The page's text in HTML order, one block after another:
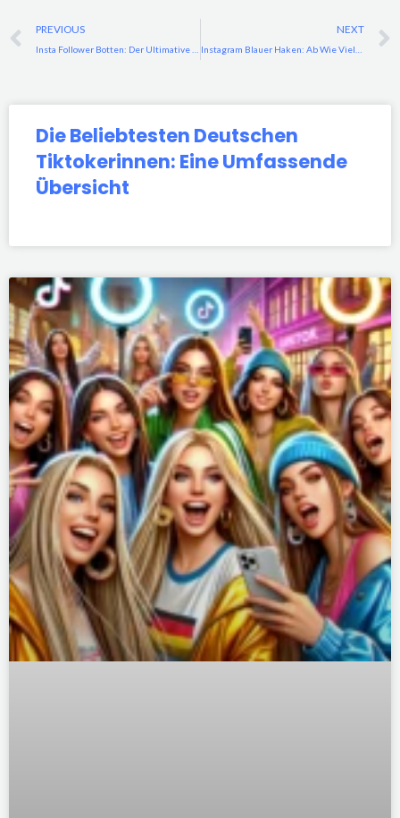
Prev
PREVIOUS NEXT
Die Beliebtesten Deutschen
Tiktokerinnen: Eine Umfassende
Übersicht